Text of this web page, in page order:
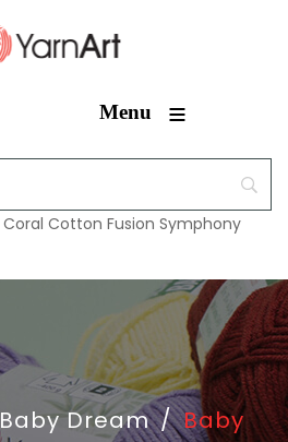
Menu ≡
Coral Cotton Fusion Symphony
Baby Dream / Baby